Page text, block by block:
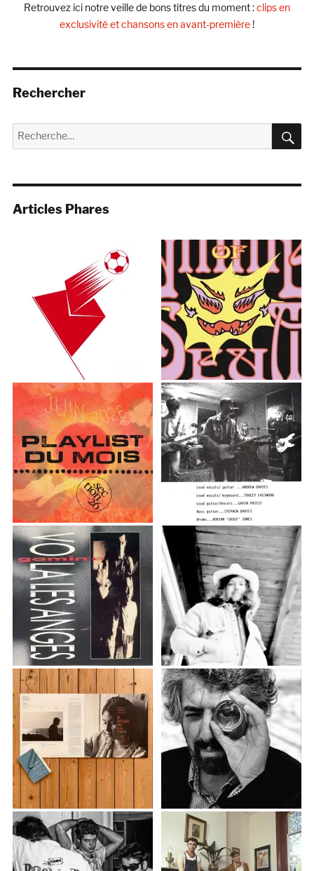
Retrouvez ici notre veille de bons titres du moment :clips en
exclusivité et chansons en avant-première !
Rechercher
Recherche
pour :
Articles Phares